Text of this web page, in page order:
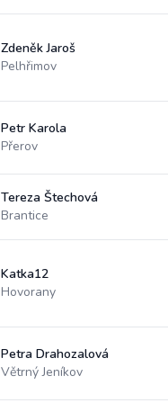
Zdeněk Jaroš
Pelhřimov
Petr Karola
Přerov
Tereza Štechová
Brantice
Katka12
Hovorany
Petra Drahozalová
Větrný Jeníkov